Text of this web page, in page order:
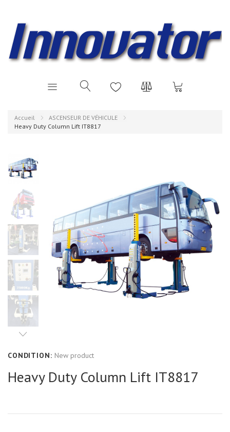
Accueil
ASCENSEUR DE VÉHICULE
Heavy Duty Column Lift IT8817
CONDITION: New product
Heavy Duty Column Lift IT8817